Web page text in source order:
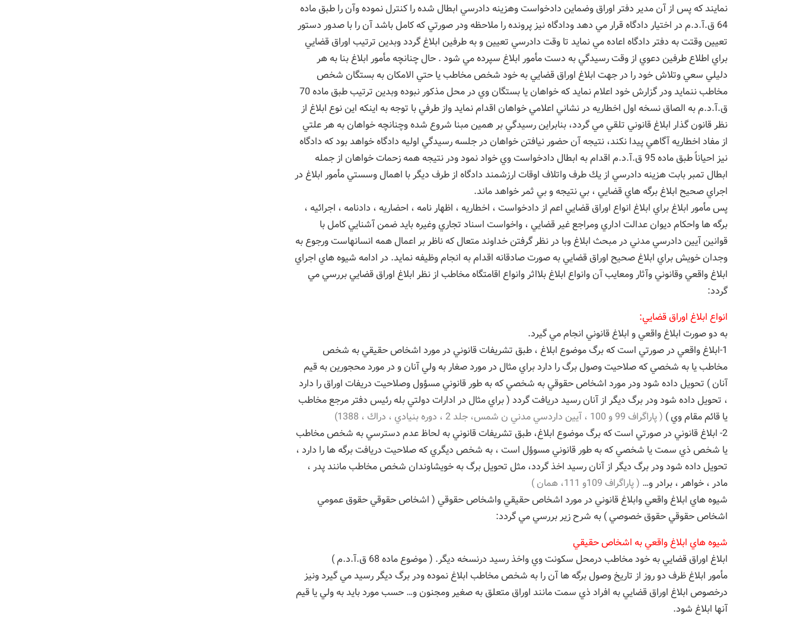
نمايند كه پس از آن مدير دفتر اوراق وضماين دادخواست وهزينه دادرسي ابطال شده را كنترل نموده وآن را طبق ماده
64 ق.آ.د.م در اختيار دادگاه قرار مي دهد ودادگاه نيز پرونده را ملاحظه ودر صورتي كه كامل باشد آن را با صدور دستور
تعيين وقتت به دفتر دادگاه اعاده مي نمايد تا وقت دادرسي تعيين و به طرفين ابلاغ گردد وبدين ترتيب اوراق قضايي
براي اطلاع طرفين دعوي از وقت رسيدگي به دست مأمور ابلاغ سپرده مي شود . حال چنانچه مأمور ابلاغ بنا به هر
دليلي سعي وتلاش خود را در جهت ابلاغ اوراق قضايي به خود شخص مخاطب يا حتي الامكان به بستگان شخص
مخاطب ننمايد ودر گزارش خود اعلام نمايد كه خواهان يا بستگان وي در محل مذكور نبوده وبدين ترتيب طبق ماده 70
ق.آ.د.م به الصاق نسخه اول اخطاريه در نشاني اعلامي خواهان اقدام نمايد واز طرفي با توجه به اينكه اين نوع ابلاغ از
نظر قانون گذار ابلاغ قانوني تلقي مي گردد، بنابراين رسيدگي بر همين مبنا شروع شده وچنانچه خواهان به هر علتي
از مفاد اخطاريه آگاهي پيدا نكند، نتيجه آن حضور نيافتن خواهان در جلسه رسيدگي اوليه دادگاه خواهد بود كه دادگاه
نيز احياناً طبق ماده 95 ق.آ.د.م اقدام به ابطال دادخواست وي خواد نمود ودر نتيجه همه زحمات خواهان از جمله
ابطال تمبر بابت هزينه دادرسي از يك طرف واتلاف اوقات ارزشمند دادگاه از طرف ديگر با اهمال وسستي مأمور ابلاغ در
اجراي صحيح ابلاغ برگه هاي قضايي ، بي نتيجه و بي ثمر خواهد ماند.
پس مأمور ابلاغ براي ابلاغ انواع اوراق قضايي اعم از دادخواست ، اخطاريه ، اظهار نامه ، احضاريه ، دادنامه ، اجرائيه ،
برگه ها واحكام ديوان عدالت اداري ومراجع غير قضايي ، واخواست اسناد تجاري وغيره بايد ضمن آشنايي كامل با
قوانين آيين دادرسي مدني در مبحث ابلاغ وبا در نظر گرفتن خداوند متعال كه ناظر بر اعمال همه انسانهاست ورجوع به
وجدان خويش براي ابلاغ صحيح اوراق قضايي به صورت صادقانه اقدام به انجام وظيفه نمايد. در ادامه شيوه هاي اجراي
ابلاغ واقعي وقانوني وآثار ومعايب آن وانواع ابلاغ بلااثر وانواع اقامتگاه مخاطب از نظر ابلاغ اوراق قضايي بررسي مي
گردد:
انواع ابلاغ اوراق قضايي:
به دو صورت ابلاغ واقعي و ابلاغ قانوني انجام مي گيرد.
1-ابلاغ واقعي در صورتي است كه برگ موضوع ابلاغ ، طبق تشريفات قانوني در مورد اشخاص حقيقي به شخص
مخاطب يا به شخصي كه صلاحيت وصول برگ را دارد براي مثال در مورد صغار به ولي آنان و در مورد محجورين به قيم
آنان ) تحويل داده شود ودر مورد اشخاص حقوقي به شخصي كه به طور قانوني مسؤول وصلاحيت دريفات اوراق را دارد
، تحويل داده شود ودر برگ ديگر از آنان رسيد دريافت گردد ( براي مثال در ادارات دولتي بله رئيس دفتر مرجع مخاطب
يا قائم مقام وي ) ( پاراگراف 99 و 100 ، آيين داردسي مدني ن شمس، جلد 2 ، دوره بنيادي ، دراك ، 1388)
2- ابلاغ قانوني در صورتي است كه برگ موضوع ابلاغ، طبق تشريفات قانوني به لحاظ عدم دسترسي به شخص مخاطب
يا شخص ذي سمت يا شخصي كه به طور قانوني مسوؤل است ، به شخص ديگري كه صلاحيت دريافت برگه ها را دارد ،
تحويل داده شود ودر برگ ديگر از آنان رسيد اخذ گردد، مثل تحويل برگ به خويشاوندان شخص مخاطب مانند پدر ،
مادر ، خواهر ، برادر و… ( پاراگراف 109و 111، همان )
شيوه هاي ابلاغ واقعي وابلاغ قانوني در مورد اشخاص حقيقي واشخاص حقوقي ( اشخاص حقوقي حقوق عمومي
اشخاص حقوقي حقوق خصوصي ) به شرح زير بررسي مي گردد:
شيوه هاي ابلاغ واقعي به اشخاص حقيقي
ابلاغ اوراق قضايي به خود مخاطب درمحل سكونت وي واخذ رسيد درنسخه ديگر. ( موضوع ماده 68 ق.آ.د.م )
مأمور ابلاغ ظرف دو روز از تاريخ وصول برگه ها آن را به شخص مخاطب ابلاغ نموده ودر برگ ديگر رسيد مي گيرد ونيز
درخصوص ابلاغ اوراق قضايي به افراد ذي سمت مانند اوراق متعلق به صغير ومجنون و… حسب مورد بايد به ولي يا قيم
آنها ابلاغ شود.